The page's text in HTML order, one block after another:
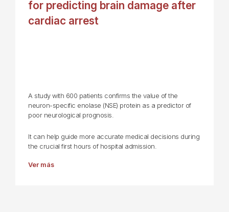
for predicting brain damage after
cardiac arrest
A study with 600 patients confirms the value of the
neuron-specific enolase (NSE) protein as a predictor of
poor neurological prognosis.
It can help guide more accurate medical decisions during
the crucial first hours of hospital admission.
Ver más